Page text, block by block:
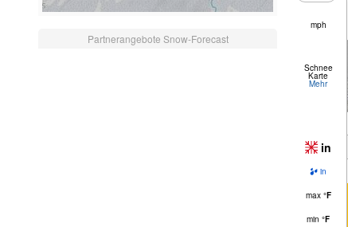
Partnerangebote Snow-Forecast
mph
Schnee
Karte
Mehr
in
in
max °F
min °F